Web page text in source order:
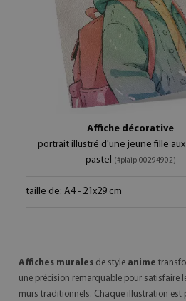
Affiche décorative
portrait illustré d'une jeune fille aux
pastel (#plaip-00294902)
taille de: A4 - 21x29 cm
Affiches murales de style anime
une précision remarquable pour satisfaire
murs traditionnels. Chaque illustration est